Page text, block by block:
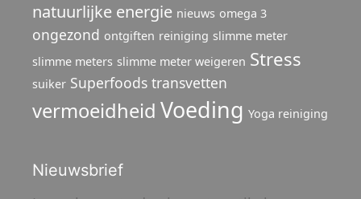
natuurlijke energie nieuws omega 3
ongezond ontgiften reiniging slimme meter
slimme meters slimme meter weigeren Stress
suiker Superfoods transvetten
vermoeidheid Voeding Yoga reiniging
Nieuwsbrief